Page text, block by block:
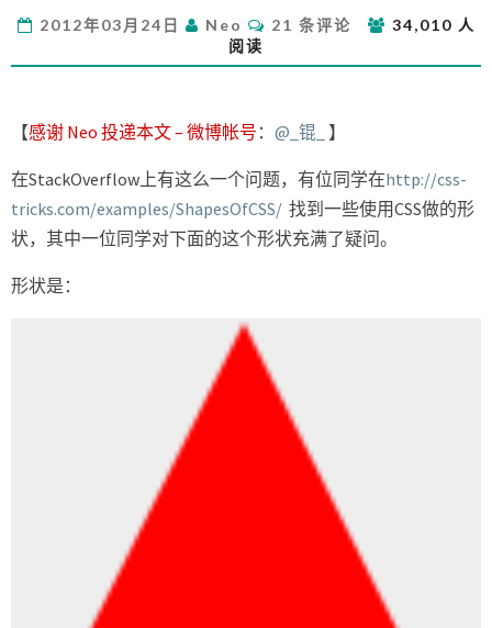
CSS
形
2012年03月24日 Neo
评
论
21 条评论
34,010 人
阅读
【感谢 Neo 投递本文 – 微博帐号 ： @_锟_ 】
在StackOverflow上有这么一个问题，有位同学在http://css-
tricks.com/examples/ShapesOfCSS/ 找到一些使用CSS做的形
状，其中一位同学对下面的这个形状充满了疑问。
形状是：